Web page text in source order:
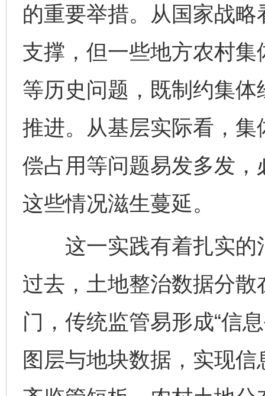
的重要举措。从国家战
支撑，但一些地方农村
等历史问题，既制约集
推进。从基层实际看，
偿占用等问题易发多发
这些情况滋生蔓延。
这一实践有着扎实的
过去，土地整治数据分
门，传统监管易形成“信
图层与地块数据，实现